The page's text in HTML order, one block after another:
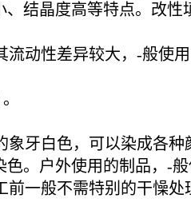
、结晶度高等特点。改性
流动性差异较大，-般使
象牙白色，可以染成各
色。户外使用的制品，-
前一般不需特别的干懆处